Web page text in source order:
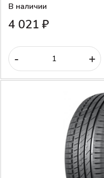
В наличии
4 021 ₽
- +